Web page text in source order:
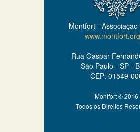
Montfort -
Rua Gaspar
São Paulo - SP -
CEP: 01549-
Montfort © 2016
Todos os Direitos